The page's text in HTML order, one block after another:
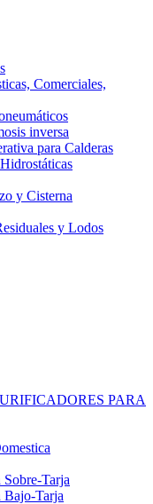
Comerciales,
inversa
para Calderas
y Cisterna
y Lodos
PARA
Tarja
Bajo-Tarja